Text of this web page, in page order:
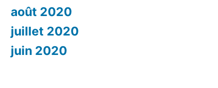
août 2020
juillet 2020
juin 2020